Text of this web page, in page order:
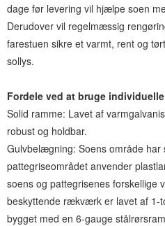
dage før levering vil hjælpe soen
Derudover vil regelmæssig
farestuen sikre et varmt, rent og
sollys.
Fordele ved at bruge
Solid ramme: Lavet af
robust og holdbar.
Gulvbelægning: Soens område har
pattegriseområdet anvender
soens og pattegrisenes forskellige
beskyttende rækværk er lavet af 1-
bygget med en 6-gauge